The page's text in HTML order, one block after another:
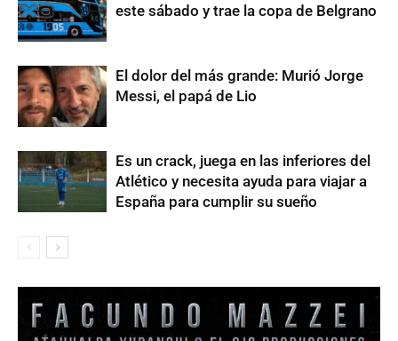
este sábado y trae la copa de Belgrano
El dolor del más grande: Murió Jorge
Messi, el papá de Lio
Es un crack, juega en las inferiores del
Atlético y necesita ayuda para viajar a
España para cumplir su sueño